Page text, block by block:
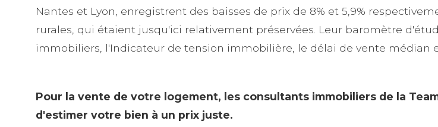
Nantes et Lyon, enregistrent des baisses de prix de 8% et 5,9%
rurales, qui étaient jusqu'ici relativement préservées. Leur baromètre
immobiliers, l'Indicateur de tension immobilière, le délai de vente médian
Pour la vente de votre logement, les consultants immobiliers de la
d'estimer votre bien à un prix juste.